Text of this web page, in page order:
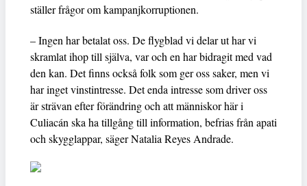
ställer frågor om kampanjkorruptionen.
– Ingen har betalat oss. De flygblad vi delar ut har vi
skramlat ihop till själva, var och en har bidragit med vad
den kan. Det finns också folk som ger oss saker, men vi
har inget vinstintresse. Det enda intresse som driver oss
är strävan efter förändring och att människor här i
Culiacán ska ha tillgång till information, befrias från apati
och skygglappar, säger Natalia Reyes Andrade.